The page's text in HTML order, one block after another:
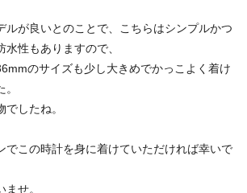
ルが良いとのことで、こちらはシンプルかつ
性もありますので、
のサイズも少し大きめでかっこよく着け
したね。
でこの時計を身に着けていただければ幸いで
せ。